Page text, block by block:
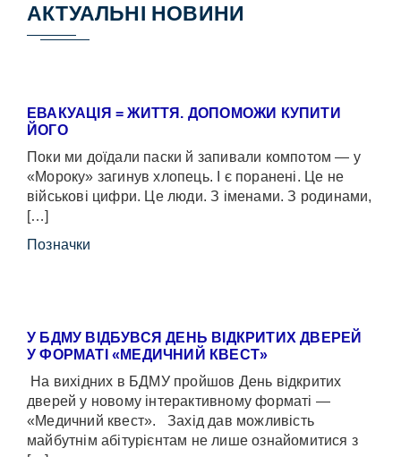
АКТУАЛЬНІ НОВИНИ
ЕВАКУАЦІЯ = ЖИТТЯ. ДОПОМОЖИ КУПИТИ
ЙОГО
Поки ми доїдали паски й запивали компотом — у
«Мороку» загинув хлопець. І є поранені. Це не
військові цифри. Це люди. З іменами. З родинами,
[…]
Позначки
У БДМУ ВІДБУВСЯ ДЕНЬ ВІДКРИТИХ ДВЕРЕЙ
У ФОРМАТІ «МЕДИЧНИЙ КВЕСТ»
На вихідних в БДМУ пройшов День відкритих
дверей у новому інтерактивному форматі —
«Медичний квест». Захід дав можливість
майбутнім абітурієнтам не лише ознайомитися з